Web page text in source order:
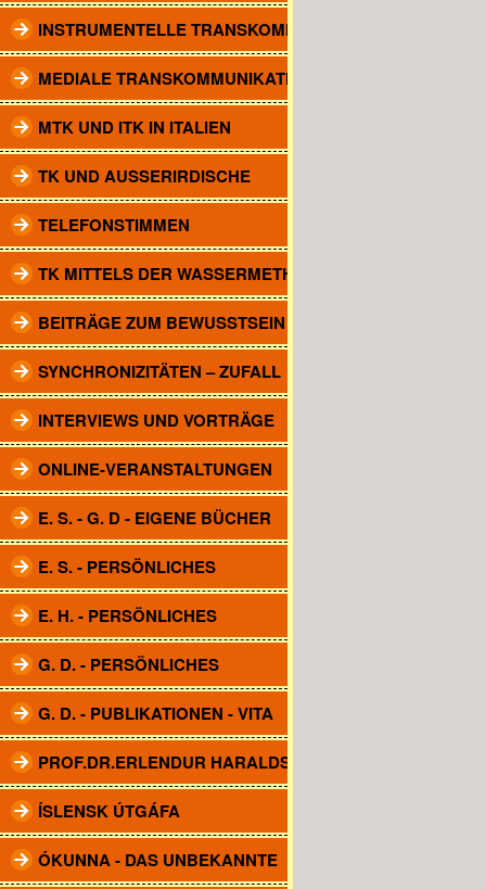
INSTRUMENTELLE TRANSKOMM.
MEDIALE TRANSKOMMUNIKATION
MTK UND ITK IN ITALIEN
TK UND AUSSERIRDISCHE
TELEFONSTIMMEN
TK MITTELS DER WASSERMETHODE
BEITRÄGE ZUM BEWUSSTSEIN
SYNCHRONIZITÄTEN – ZUFALL
INTERVIEWS UND VORTRÄGE
ONLINE-VERANSTALTUNGEN
E. S. - G. D - EIGENE BÜCHER
E. S. - PERSÖNLICHES
E. H. - PERSÖNLICHES
G. D. - PERSÖNLICHES
G. D. - PUBLIKATIONEN - VITA
PROF.DR.ERLENDUR HARALDSSON
ÍSLENSK ÚTGÁFA
ÓKUNNA - DAS UNBEKANNTE